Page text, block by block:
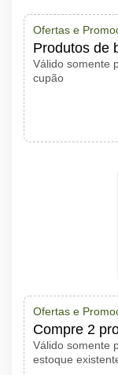
Ofertas e
Produtos de
Válido somente
cupão
Ofertas e
Compre 2
Válido somente
estoque